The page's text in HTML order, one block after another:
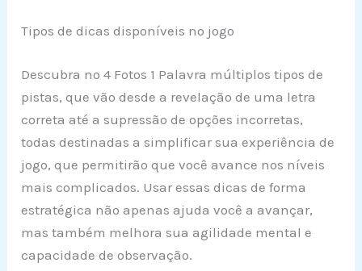
Tipos de dicas disponíveis no jogo
Descubra no 4 Fotos 1 Palavra múltiplos tipos de
pistas, que vão desde a revelação de uma letra
correta até a supressão de opções incorretas,
todas destinadas a simplificar sua experiência de
jogo, que permitirão que você avance nos níveis
mais complicados. Usar essas dicas de forma
estratégica não apenas ajuda você a avançar,
mas também melhora sua agilidade mental e
capacidade de observação.